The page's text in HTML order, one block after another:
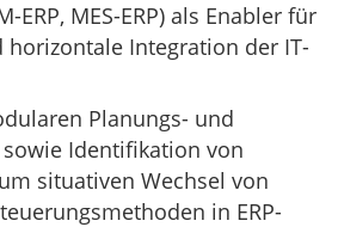
ERP, MES-ERP) als Enabler für
horizontale Integration der IT-
Planungs- und
Identifikation von
situativen Wechsel von
in ERP-